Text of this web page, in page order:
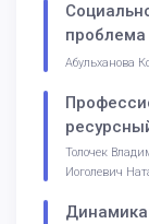
проблема
Абульханова
Толочек
Иоголевич
Динамика